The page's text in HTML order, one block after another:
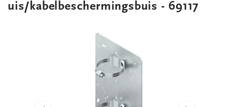
uis/kabelbeschermingsbuis - 69117